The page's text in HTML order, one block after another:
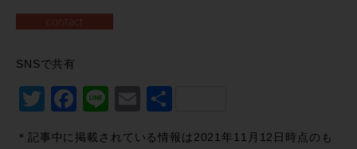
SNSで共有
Twitter
Facebook
LineEmail
＊記事中に掲載されている情報は2021年11月12日時点のも